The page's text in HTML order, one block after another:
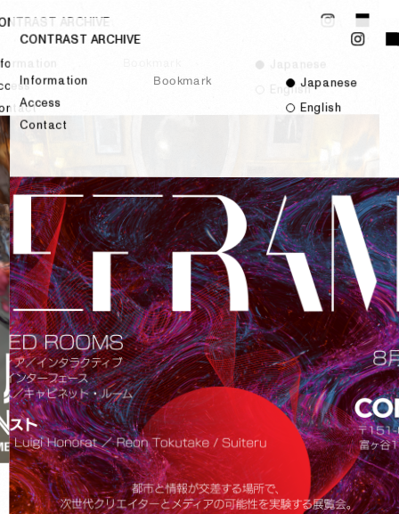
CONTRAST ARCHIVE
Information
Access
Contact
Bookmark Japanese
English
ARCHIVE
Japanese
English